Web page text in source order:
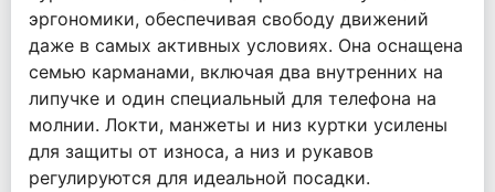
эргономики, обеспечивая свободу движений
даже в самых активных условиях. Она оснащена
семью карманами, включая два внутренних на
липучке и один специальный для телефона на
молнии. Локти, манжеты и низ куртки усилены
для защиты от износа, а низ и рукавов
регулируются для идеальной посадки.